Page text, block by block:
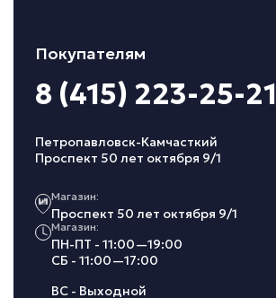
Покупателям
8 (415) 223-25-21
Петропавловск-Камчасткий
Проспект 50 лет октября 9/1
Магазин:
Проспект 50 лет октября 9/1
Магазин:
ПН-ПТ - 11:00—19:00
СБ - 11:00—17:00
ВС - Выходной